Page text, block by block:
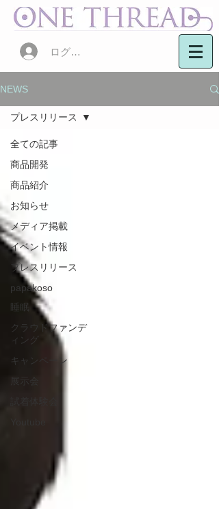
ログイン
NEWS
全ての記事
商品開発
商品紹介
お知らせ
メディア掲載
イベント情報
プレスリリース
papakoso
睡眠
クラウドファンデ
ィング
キャンペーン
展示会
プレスリリース